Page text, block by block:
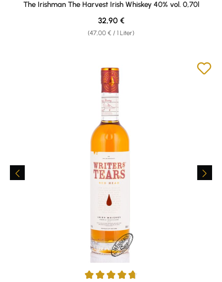
The Irishman The Harvest Irish Whiskey 40% vol. 0,70l
(47,00 € / 1 Liter)
Regulärer Preis:
32,90 €